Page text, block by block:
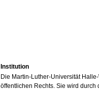
Institution
Die Martin-Luther-Universität
öffentlichen Rechts. Sie wird durch